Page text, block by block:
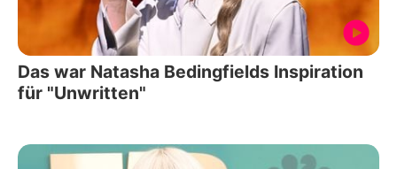
Das war Natasha Bedingfields Inspiration
für "Unwritten"